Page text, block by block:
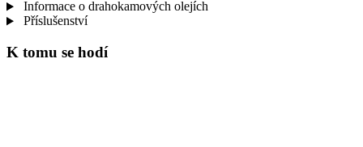
Informace o drahokamových olejích
Příslušenství
K tomu se hodí